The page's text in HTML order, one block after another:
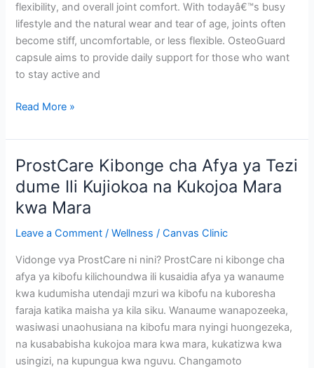
mejor
fuerza
visual
flexibility, and overall joint comfort. With todayâ€™s busy
lifestyle and the natural wear and tear of age, joints often
become stiff, uncomfortable, or less flexible. OsteoGuard
capsule aims to provide daily support for those who want
to stay active and
OsteoGuard
Health
Capsule
to
Support
Cartilage
Strength
Read More »
ProstCare Kibonge cha Afya ya Tezi
dume Ili Kujiokoa na Kukojoa Mara
kwa Mara
Leave a Comment /Wellness /Canvas Clinic
Vidonge vya ProstCare ni nini? ProstCare ni kibonge cha
afya ya kibofu kilichoundwa ili kusaidia afya ya wanaume
kwa kudumisha utendaji mzuri wa kibofu na kuboresha
faraja katika maisha ya kila siku. Wanaume wanapozeeka,
wasiwasi unaohusiana na kibofu mara nyingi huongezeka,
na kusababisha kukojoa mara kwa mara, kukatizwa kwa
usingizi, na kupungua kwa nguvu. Changamoto